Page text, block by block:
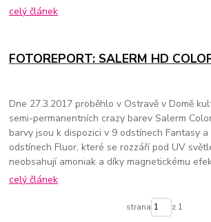
celý článek
FOTOREPORT: SALERM HD
Dne 27.3.2017 proběhlo v Ostravě v Domě
semi-permanentních crazy barev Salerm
barvy jsou k dispozici v 9 odstínech Fantasy
odstínech Fluor, které se rozzáří pod UV
neobsahují amoniak a díky magnetickému
celý článek
strana z 1